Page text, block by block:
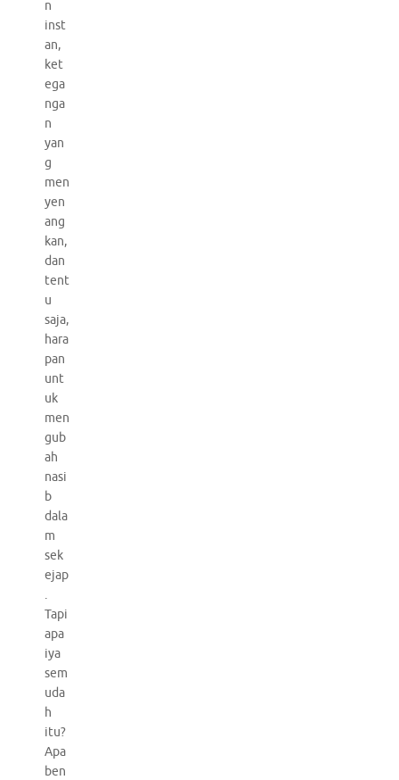
n
inst
an,
ket
ega
nga
n
yan
g
men
yen
ang
kan,
dan
tent
u
saja,
hara
pan
unt
uk
men
gub
ah
nasi
b
dala
m
sek
ejap
.
Tapi
apa
iya
sem
uda
h
itu?
Apa
ben